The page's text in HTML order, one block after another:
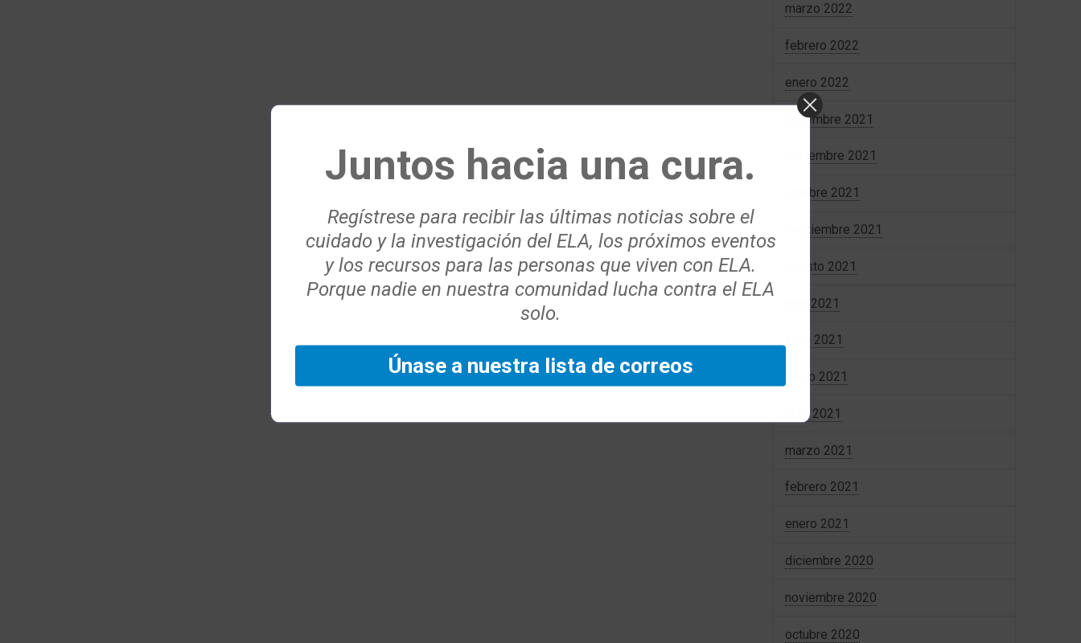
marzo 2022
febrero 2022
enero 2022
diciembre 2021
noviembre 2021
octubre 2021
septiembre 2021
agosto 2021
julio 2021
junio 2021
mayo 2021
abril 2021
marzo 2021
febrero 2021
enero 2021
diciembre 2020
noviembre 2020
octubre 2020
Juntos hacia una cura.
Regístrese para recibir las últimas noticias sobre el
cuidado y la investigación del ELA, los próximos eventos
y los recursos para las personas que viven con ELA.
Porque nadie en nuestra comunidad lucha contra el ELA
solo.
Únase a nuestra lista de correos